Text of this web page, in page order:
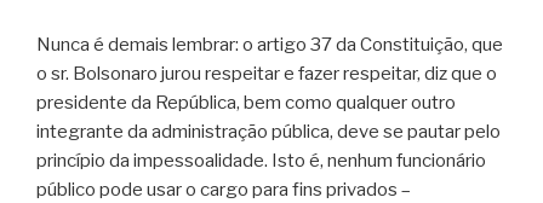
Nunca é demais lembrar: o artigo 37 da Constituição, que
o sr. Bolsonaro jurou respeitar e fazer respeitar, diz que o
presidente da República, bem como qualquer outro
integrante da administração pública, deve se pautar pelo
princípio da impessoalidade. Isto é, nenhum funcionário
público pode usar o cargo para fins privados –